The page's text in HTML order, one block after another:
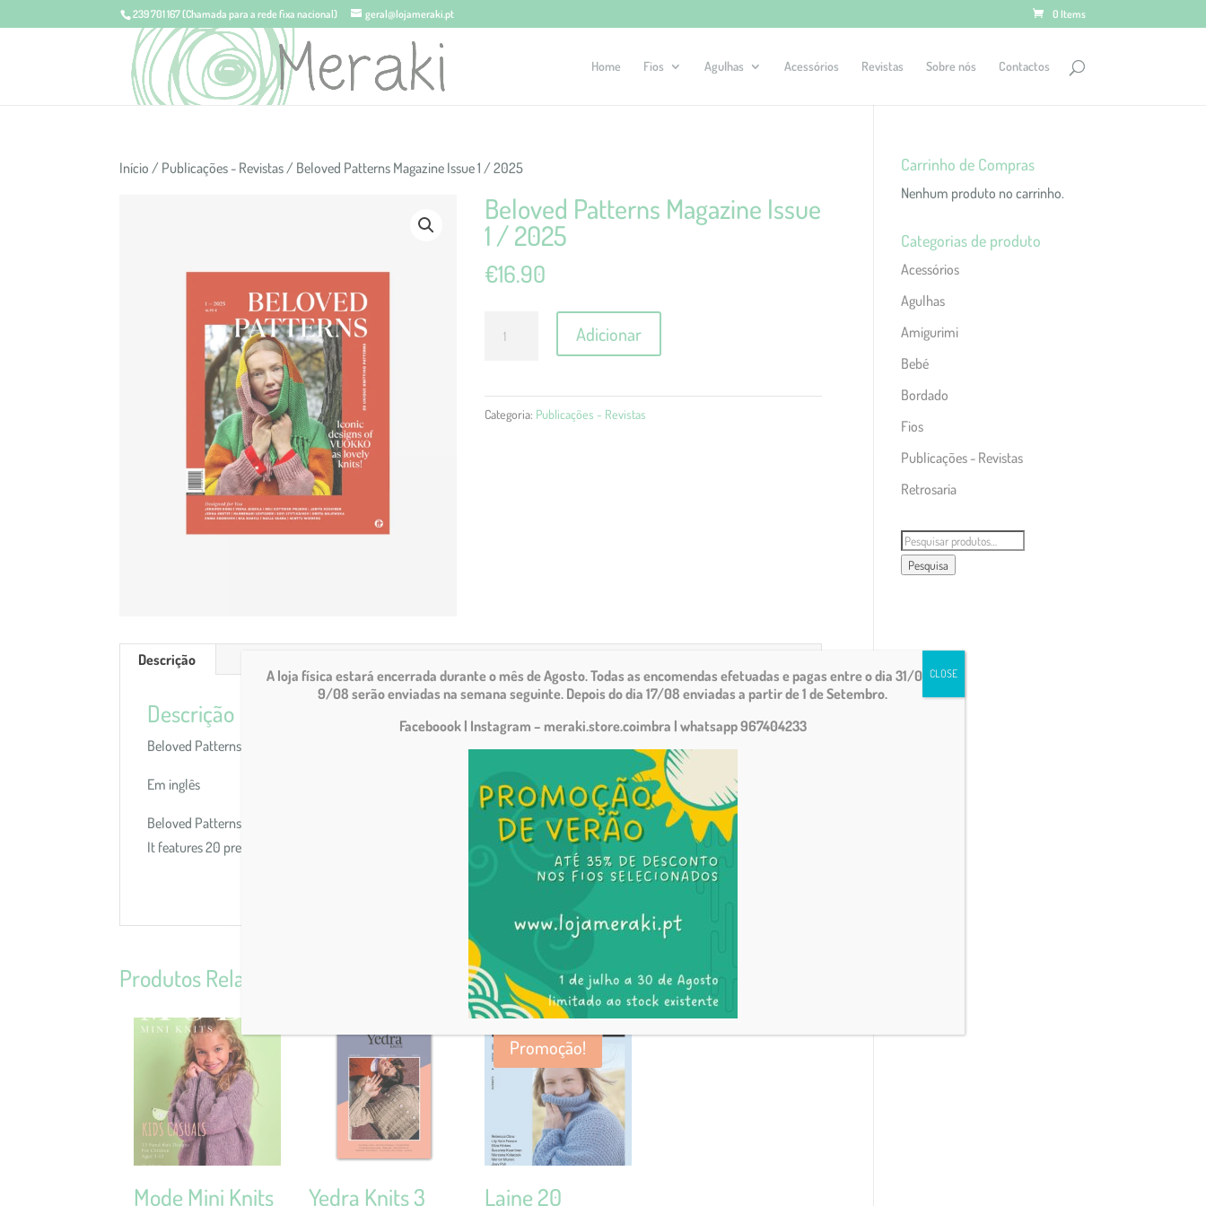
239 701 167(Chamada para a rede fixa nacional) geral@lojameraki.pt 0 Items
Home Fios Agulhas Acessórios Revistas Sobre nós Contactos
Início / Publicações - Revistas/ Beloved Patterns Magazine Issue 1 / 2025
Beloved Patterns Magazine Issue
1 / 2025
€16.90
Patterns
Magazine
Adicionar
Categoria: Publicações - Revistas
Descrição
Descrição
Beloved Patterns Magazine Issue 1 / 2025
Em inglês
Beloved Patterns -knitting magazine is aimed at the discerning knitting enthusiast who appreciates high-quality design.
It features 20 previously unpublished patterns, stunning photographs and a serene visual aesthetic.
Produtos Relacionados
Mode Mini Knits Yedra Knits 3
Promoção!
Laine 20
Carrinho de Compras
Nenhum produto no carrinho.
Categorias de produto
Acessórios
Agulhas
Amigurimi
Bebé
Bordado
Fios
Publicações - Revistas
Retrosaria
Pesquisar
por:
Pesquisa
A loja física estará encerrada durante o mês de Agosto.Todas as encomendas efetuadas e pagas entre o dia 31/07 e
9/08 serão enviadas na semana seguinte. Depois do dia 17/08 enviadas a partir de 1 de Setembro.
Faceboook | Instagram – meraki.store.coimbra | whatsapp 967404233
CLOSE